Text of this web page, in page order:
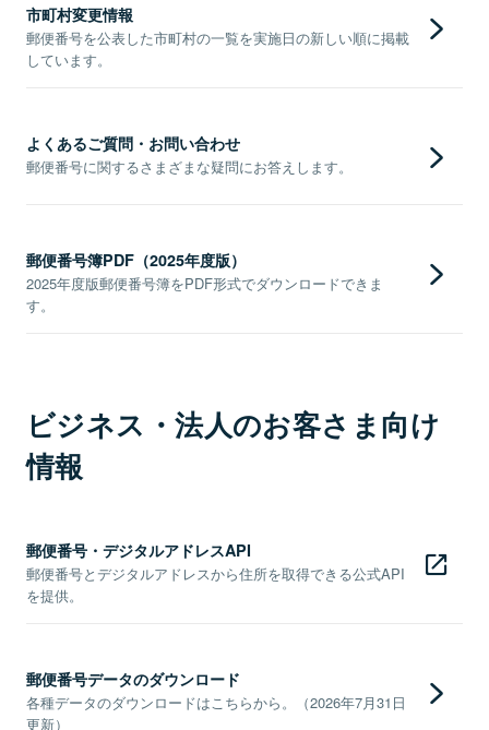
市町村変更情報
郵便番号を公表した市町村の一覧を実施日の新しい順に掲載
しています。
よくあるご質問・お問い合わせ
郵便番号に関するさまざまな疑問にお答えします。
郵便番号簿PDF（2025年度版）
2025年度版郵便番号簿をPDF形式でダウンロードできま
す。
ビジネス・法人のお客さま向け
情報
郵便番号・デジタルアドレスAPI
郵便番号とデジタルアドレスから住所を取得できる公式API
を提供。
郵便番号データのダウンロード
各種データのダウンロードはこちらから。（2026年7月31日
更新）